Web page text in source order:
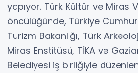
yapıyor. Türk Kültür ve Miras
öncülüğünde, Türkiye
Turizm Bakanlığı, Türk
Miras Enstitüsü, TİKA ve
Belediyesi iş birliğiyle